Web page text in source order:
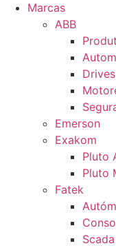
Marcas
ABB
Drives
Emerson
Exakom
Pluto
Pluto
Fatek
Scada